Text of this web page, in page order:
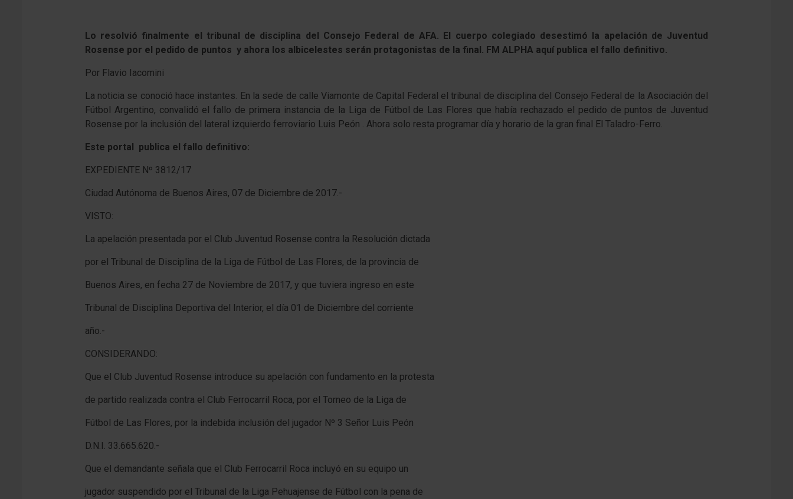
Lo resolvió finalmente el tribunal de disciplina del Consejo Federal de AFA. El cuerpo colegiado desestimó la apelación de Juventud
Rosense por el pedido de puntos y ahora los albicelestes serán protagonistas de la final. FM ALPHA aquí publica el fallo definitivo.
Por Flavio Iacomini
La noticia se conoció hace instantes. En la sede de calle Viamonte de Capital Federal el tribunal de disciplina del Consejo Federal de la Asociación del
Fútbol Argentino, convalidó el fallo de primera instancia de la Liga de Fútbol de Las Flores que había rechazado el pedido de puntos de Juventud
Rosense por la inclusión del lateral izquierdo ferroviario Luis Peón . Ahora solo resta programar día y horario de la gran final El Taladro-Ferro.
Este portal publica el fallo definitivo:
EXPEDIENTE Nº 3812/17
Ciudad Autónoma de Buenos Aires, 07 de Diciembre de 2017.-
VISTO:
La apelación presentada por el Club Juventud Rosense contra la Resolución dictada
por el Tribunal de Disciplina de la Liga de Fútbol de Las Flores, de la provincia de
Buenos Aires, en fecha 27 de Noviembre de 2017, y que tuviera ingreso en este
Tribunal de Disciplina Deportiva del Interior, el día 01 de Diciembre del corriente
año.-
CONSIDERANDO:
Que el Club Juventud Rosense introduce su apelación con fundamento en la protesta
de partido realizada contra el Club Ferrocarril Roca, por el Torneo de la Liga de
Fútbol de Las Flores, por la indebida inclusión del jugador Nº 3 Señor Luis Peón
D.N.I. 33.665.620.-
Que el demandante señala que el Club Ferrocarril Roca incluyó en su equipo un
jugador suspendido por el Tribunal de la Liga Pehuajense de Fútbol con la pena de